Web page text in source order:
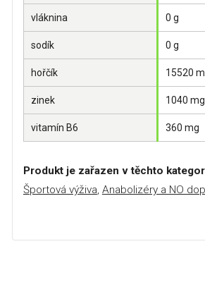
vláknina 0 g
sodík 0 g
hořčík 15520
zinek 1040 mg
vitamín B6 360 mg
Produkt je zařazen v těchto
Športová výživa, Anabolizéry a NO